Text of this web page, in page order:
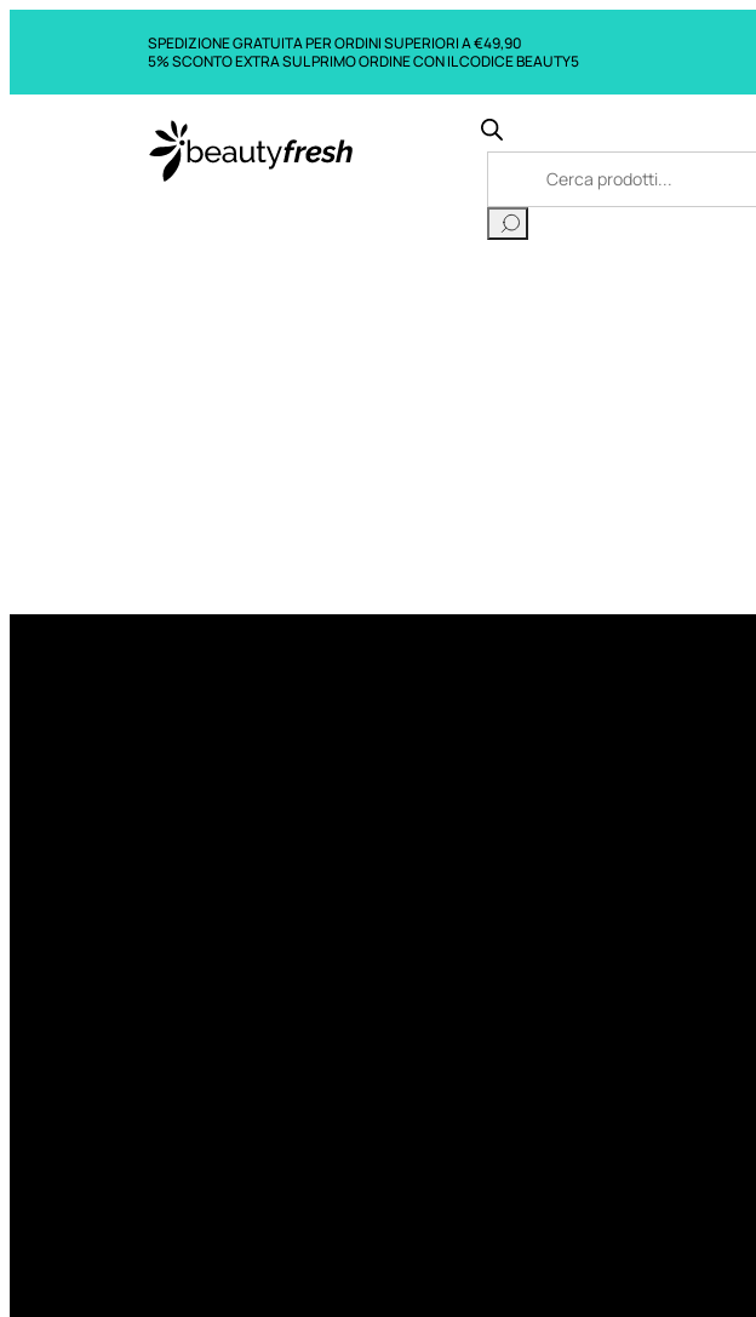
SPEDIZIONE GRATUITA PER ORDINI SUPERIORI A €49,90
5% SCONTO EXTRA SUL PRIMO ORDINE CON IL CODICE BEAUTY5